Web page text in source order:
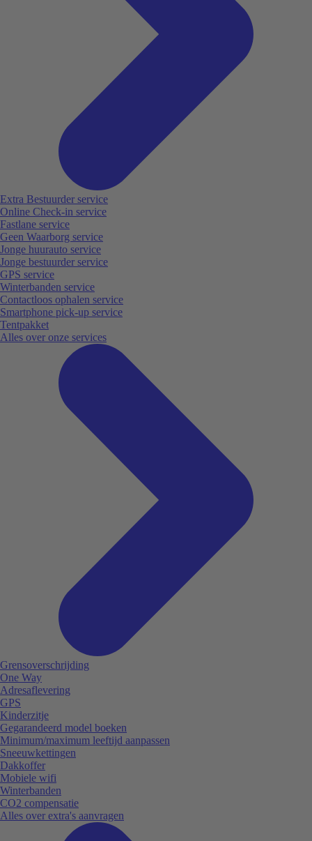
Extra Bestuurder service
Online Check-in service
Fastlane service
Geen Waarborg service
Jonge huurauto service
Jonge bestuurder service
GPS service
Winterbanden service
Contactloos ophalen service
Smartphone pick-up service
Tentpakket
Alles over onze services
Grensoverschrijding
One Way
Adresaflevering
GPS
Kinderzitje
Gegarandeerd model boeken
Minimum/maximum leeftijd aanpassen
Sneeuwkettingen
Dakkoffer
Mobiele wifi
Winterbanden
CO2 compensatie
Alles over extra's aanvragen